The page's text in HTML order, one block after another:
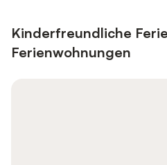
Kinderfreundliche
Ferienwohnungen